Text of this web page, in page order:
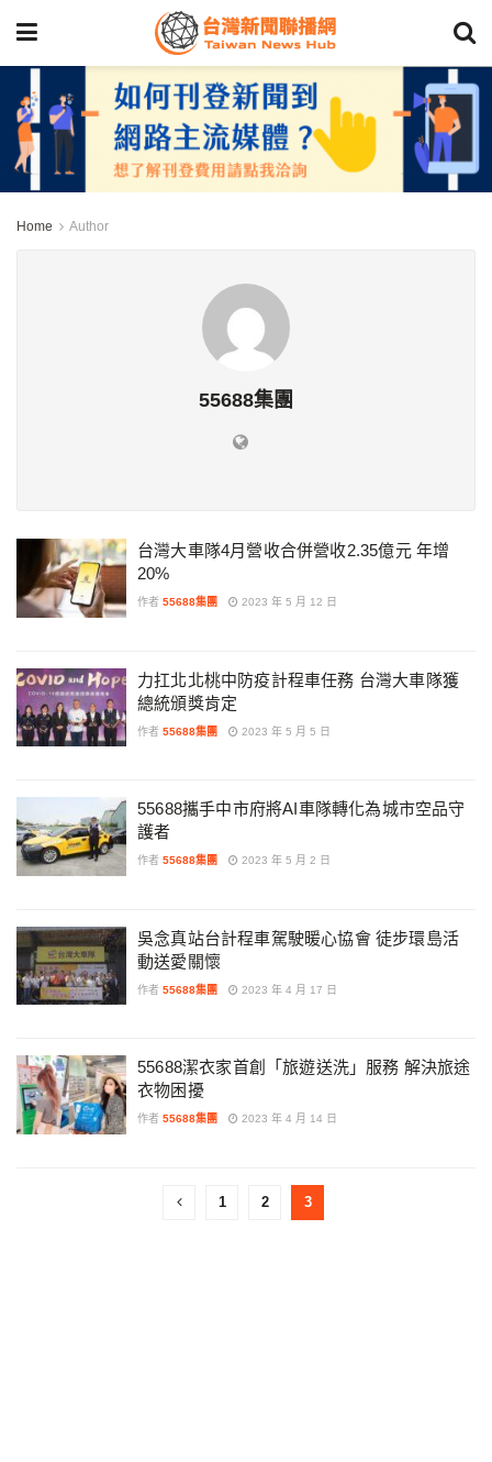
Home Author
55688集團
台灣大車隊4月營收合併營收2.35億元 年增
20%
作者 55688集團 2023 年 5 月 12 日
力扛北北桃中防疫計程車任務 台灣大車隊獲
總統頒獎肯定
作者 55688集團 2023 年 5 月 5 日
55688攜手中市府將AI車隊轉化為城市空品守
護者
作者 55688集團 2023 年 5 月 2 日
吳念真站台計程車駕駛暖心協會 徒步環島活
動送愛關懷
作者 55688集團 2023 年 4 月 17 日
55688潔衣家首創「旅遊送洗」服務 解決旅途
衣物困擾
作者 55688集團 2023 年 4 月 14 日
1 2 3